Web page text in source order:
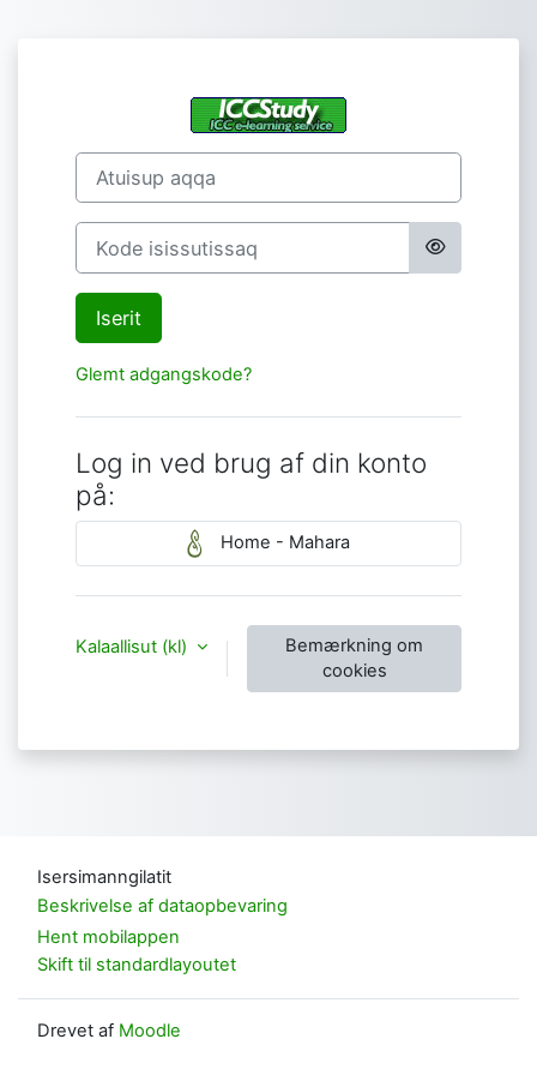
Log ind til
Atuisup aqqa
Kode isissutissaq
Iserit
Glemt adgangskode?
Log in ved brug af din konto
på:
Home - Mahara
Kalaallisut ‎(kl)‎
Bemærkning om
cookies
Isersimanngilatit
Beskrivelse af dataopbevaring
Hent mobilappen
Skift til standardlayoutet
Drevet af Moodle